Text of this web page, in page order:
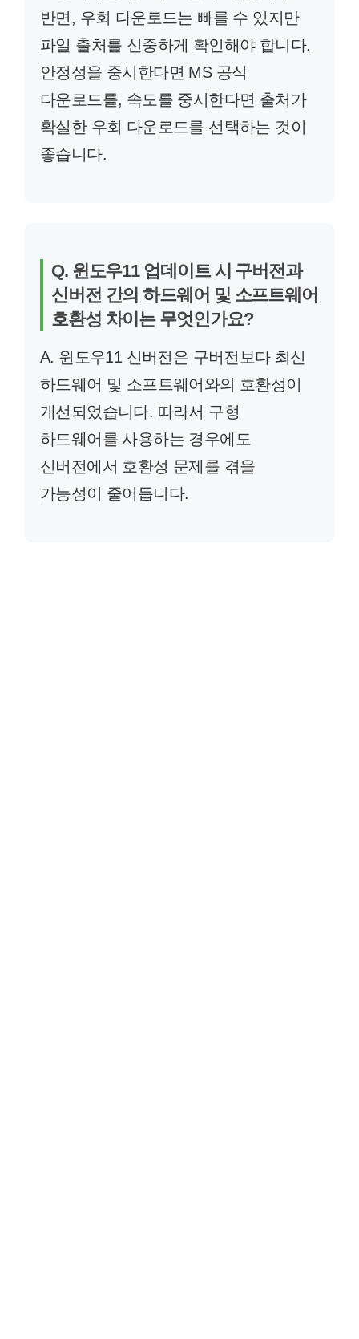
반면, 우회 다운로드는 빠를 수 있지만
파일 출처를 신중하게 확인해야 합니다.
안정성을 중시한다면 MS 공식
다운로드를, 속도를 중시한다면 출처가
확실한 우회 다운로드를 선택하는 것이
좋습니다.
Q. 윈도우11 업데이트 시 구버전과
신버전 간의 하드웨어 및 소프트웨어
호환성 차이는 무엇인가요?
A. 윈도우11 신버전은 구버전보다 최신
하드웨어 및 소프트웨어와의 호환성이
개선되었습니다. 따라서 구형
하드웨어를 사용하는 경우에도
신버전에서 호환성 문제를 겪을
가능성이 줄어듭니다.